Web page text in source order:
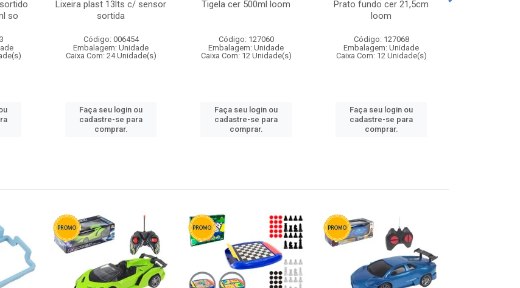
so
Lixeira plast 13lts c/ sensor
sortida
Código: 006454
Embalagem: Unidade
Caixa Com: 24 Unidade(s)
Faça seu login ou
cadastre-se para
comprar.
Tigela cer 500ml loom
Código: 127060
Embalagem: Unidade
Caixa Com: 12 Unidade(s)
Faça seu login ou
cadastre-se para
comprar.
Prato fundo cer 21,5cm
loom
Código: 127068
Embalagem: Unidade
Caixa Com: 12 Unidade(s)
Faça seu login ou
cadastre-se para
comprar.